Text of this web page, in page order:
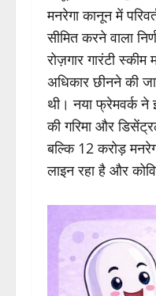
सारंगढ़ । जिला
बखूबी से उनके द्वारा
मनरेगा कानून में
सीमित करने वाला
रोज़गार गारंटी
अधिकार छीनने की
थी। नया फ्रेमवर्क ने
की गरिमा और